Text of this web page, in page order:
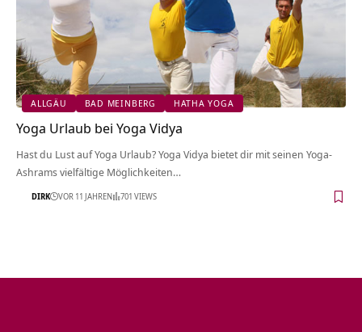
ALLGÄU BAD MEINBERG HATHA YOGA
Yoga Urlaub bei Yoga Vidya
Hast du Lust auf Yoga Urlaub? Yoga Vidya bietet dir mit seinen Yoga-
Ashrams vielfältige Möglichkeiten…
DIRK VOR 11 JAHREN 701 VIEWS